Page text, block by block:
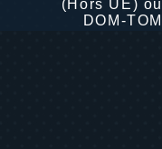
(Hors UE) ou
DOM-TOM